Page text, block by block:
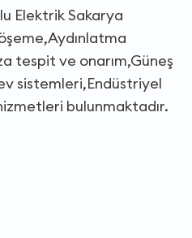
Elektrik Sakarya
tespit ve onarım,Güneş
sistemleri,Endüstriyel
bulunmaktadır.